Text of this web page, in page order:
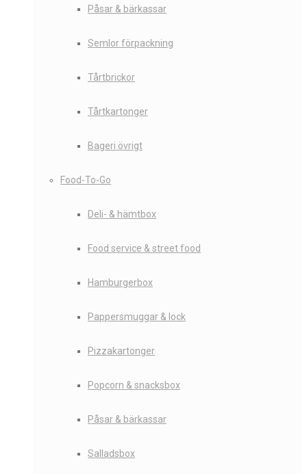
Påsar & bärkassar
Semlor förpackning
Tårtbrickor
Tårtkartonger
Bageri övrigt
Food-To-Go
Deli- & hämtbox
Food service & street food
Hamburgerbox
Pappersmuggar & lock
Pizzakartonger
Popcorn & snacksbox
Påsar & bärkassar
Salladsbox